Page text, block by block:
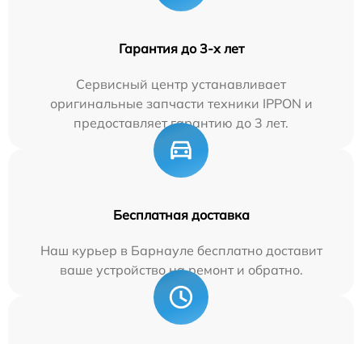
Гарантия до 3-х лет
Сервисный центр устанавливает
оригинальные запчасти техники IPPON и
предоставляет гарантию до 3 лет.
Бесплатная доставка
Наш курьер в Барнауле бесплатно доставит
ваше устройство на ремонт и обратно.